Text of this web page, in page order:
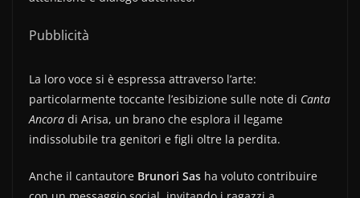
Pubblicità
La loro voce si è espressa attraverso l’arte:
particolarmente toccante l’esibizione sulle note di Canta
Ancora di Arisa, un brano che esplora il legame
indissolubile tra genitori e figli oltre la perdita.
Anche il cantautore Brunori Sas ha voluto contribuire